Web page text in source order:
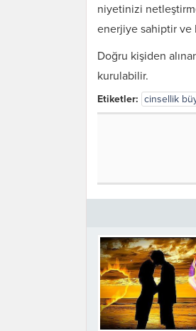
niyetinizi
enerjiye sahiptir ve
Doğru kişiden
kurulabilir.
Etiketler: cinsellik